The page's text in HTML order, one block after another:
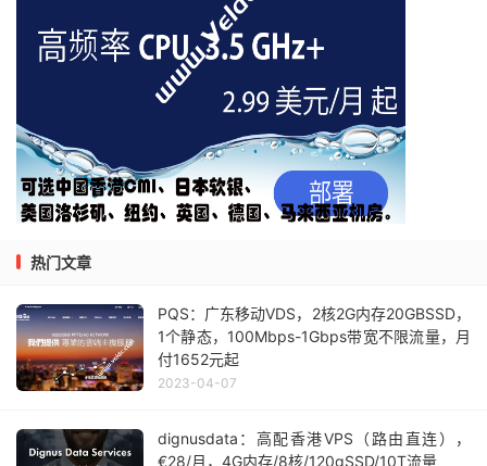
热门文章
PQS：广东移动VDS，2核2G内存20GBSSD，
1个静态，100Mbps-1Gbps带宽不限流量，月
付1652元起
2023-04-07
dignusdata：高配香港VPS（路由直连），
€28/月，4G内存/8核/120gSSD/10T流量